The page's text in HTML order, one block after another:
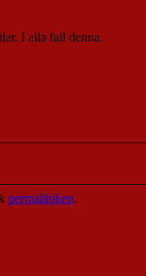
I alla fall denna.
permalänken.